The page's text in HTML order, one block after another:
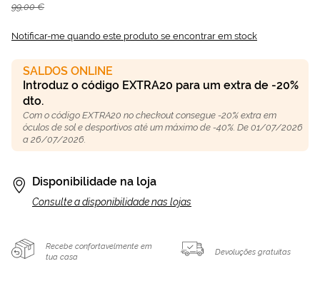
99,00 €
Notificar-me quando este produto se encontrar em stock
SALDOS ONLINE
Introduz o código EXTRA20 para um extra de -20%
dto.
Com o código EXTRA20 no checkout consegue -20% extra em
óculos de sol e desportivos até um máximo de -40%. De 01/07/2026
a 26/07/2026.
Disponibilidade na loja
Consulte a disponibilidade nas lojas
Recebe confortavelmente em
tua casa
Devoluções gratuitas